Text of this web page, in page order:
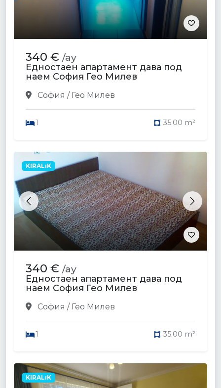
340 € /ay
Едностаен апартамент дава под
наем София Гео Милев
София / Гео Милев
1 35.00 m²
Previous Next
KIRALıK
340 € /ay
Едностаен апартамент дава под
наем София Гео Милев
София / Гео Милев
1 35.00 m²
KIRALıK